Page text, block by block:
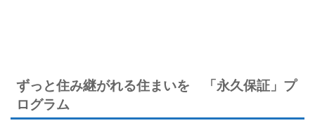
ずっと住み継がれる住まいを 「永久保証」プ
ログラム